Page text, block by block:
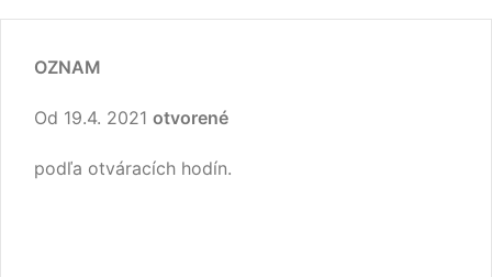
OZNAM
Od 19.4. 2021 otvorené
podľa otváracích hodín.